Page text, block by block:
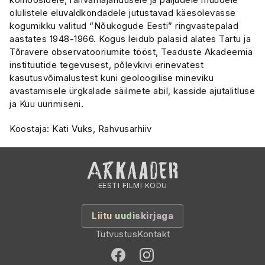
olulistele eluvaldkondadele jutustavad käesolevasse
kogumikku valitud “Nõukogude Eesti” ringvaatepalad
aastates 1948-1966. Kogus leidub palasid alates Tartu ja
Tõravere observatooriumite tööst, Teaduste Akadeemia
instituutide tegevusest, põlevkivi erinevatest
kasutusvõimalustest kuni geoloogilise mineviku
avastamisele ürgkalade säilmete abil, kasside ajutalitluse
ja Kuu uurimiseni.
Koostaja: Kati Vuks, Rahvusarhiiv
EESTI FILMI KODU
Liitu uudiskirjaga
TutvustusKontakt